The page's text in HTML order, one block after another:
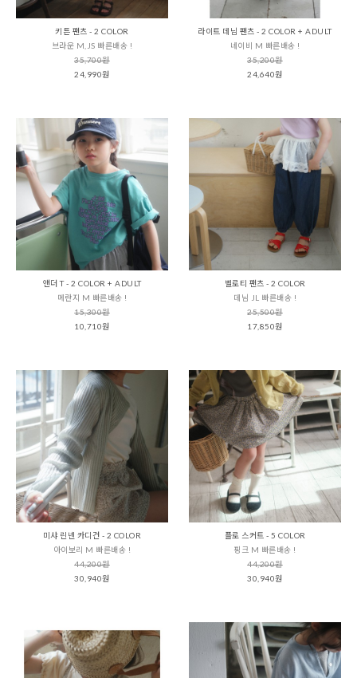
키튼 팬츠 - 2 COLOR
브라운 M,JS 빠른배송 !
35,700원
24,990원
라이트 데님 팬츠 - 2 COLOR + ADULT
네이비 M 빠른배송 !
35,200원
24,640원
앤더 T - 2 COLOR + ADULT
메란지 M 빠른배송 !
15,300원
10,710원
벨로티 팬츠 - 2 COLOR
데님 JL 빠른배송 !
25,500원
17,850원
미샤 린넨 카디건 - 2 COLOR
아이보리 M 빠른배송 !
44,200원
30,940원
플로 스커트 - 5 COLOR
핑크 M 빠른배송 !
44,200원
30,940원